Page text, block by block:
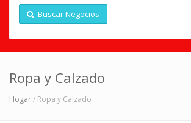
Buscar Negocios
Ropa y Calzado
Hogar/ Ropa y Calzado